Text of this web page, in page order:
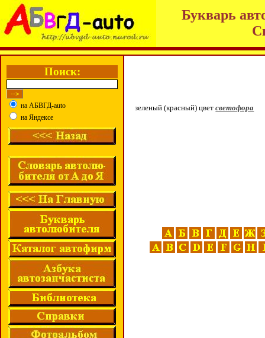
Букварь
Поиск:
на АБВГД-auto
на Яндексе
зеленый (красный) цветсветофора